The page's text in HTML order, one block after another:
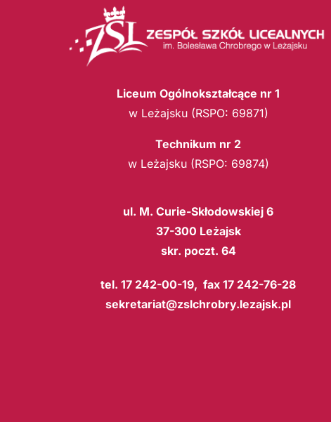
Liceum Ogólnokształcące nr 1
w Leżajsku (RSPO: 69871)
Technikum nr 2
w Leżajsku (RSPO: 69874)
ul. M. Curie-Skłodowskiej 6
37-300 Leżajsk
skr. poczt. 64
tel. 17 242-00-19, fax 17 242-76-28
sekretariat@zslchrobry.lezajsk.pl